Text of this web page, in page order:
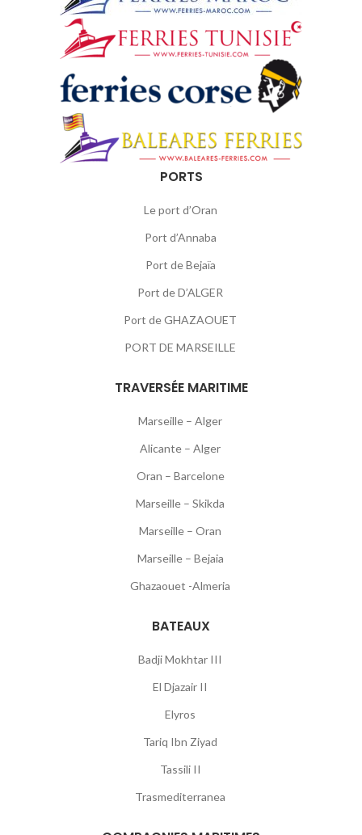
PORTS
Le port d’Oran
Port d’Annaba
Port de Bejaïa
Port de D’ALGER
Port de GHAZAOUET
PORT DE MARSEILLE
TRAVERSÉE MARITIME
Marseille – Alger
Alicante – Alger
Oran – Barcelone
Marseille – Skikda
Marseille – Oran
Marseille – Bejaia
Ghazaouet -Almeria
BATEAUX
Badji Mokhtar III
El Djazair II
Elyros
Tariq Ibn Ziyad
Tassili II
Trasmediterranea